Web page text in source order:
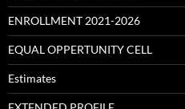
ENROLLMENT 2021-2026
EQUAL OPPERTUNITY CELL
Estimates